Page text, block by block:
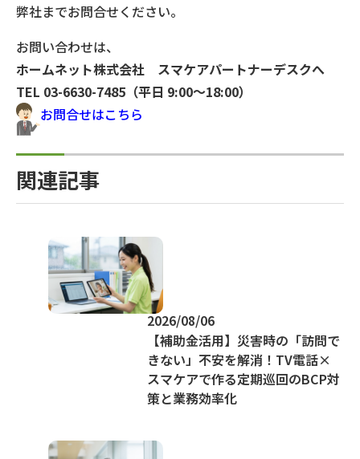
弊社までお問合せください。
お問い合わせは、
ホームネット株式会社 スマケアパートナーデスクへ
TEL 03-6630-7485（平日 9:00〜18:00）
お問合せはこちら
関連記事
2026/08/06
【補助金活用】災害時の「訪問で
きない」不安を解消！TV電話×
スマケアで作る定期巡回のBCP対
策と業務効率化